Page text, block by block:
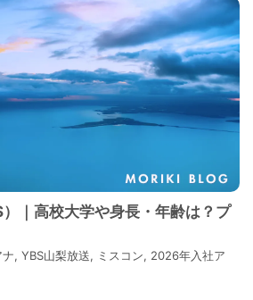
｜高校大学や身長・年齢は？プ
, YBS山梨放送, ミスコン, 2026年入社ア